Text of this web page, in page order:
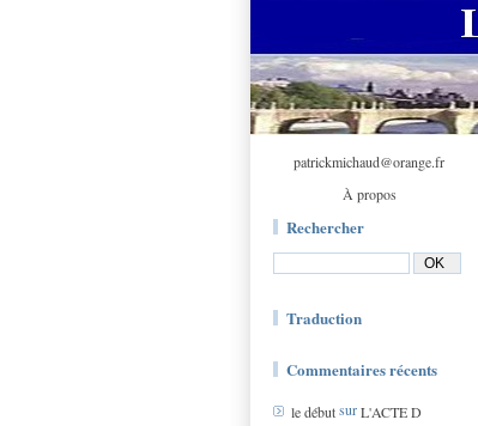
patrickmichaud@orange.fr
À propos
Rechercher
Traduction
Commentaires récents
le débutsurL'ACTE D